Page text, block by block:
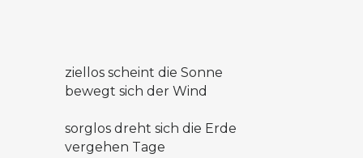
ziellos scheint die Sonne
bewegt sich der Wind
sorglos dreht sich die Erde
vergehen Tage